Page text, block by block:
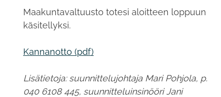
Maakuntavaltuusto totesi aloitteen loppuun
käsitellyksi.
Kannanotto (pdf)
Lisätietoja: suunnittelujohtaja Mari Pohjola, p.
040 6108 445, suunnitteluinsinööri Jani